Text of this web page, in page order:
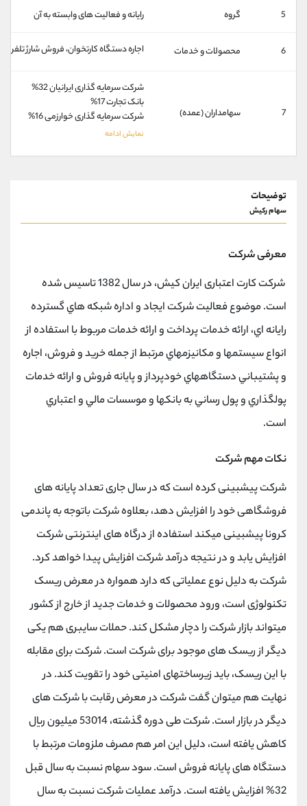
5 گروه رایانه و فعالیت های وابسته به آن
6 محصولات و خدمات اجاره دستگاه کارتخوان، فروش شارژ تلفن
7 سهامداران (عمده)
شرکت سرمایه گذاری ایرانیان 32%
بانک تجارت 17%
شرکت سرمایه گذاری خوارزمی 16%
توضیحات
سهام رکیش
معرفی شرکت
شرکت کارت اعتباری ایران کیش، در سال 1382 تاسیس شده
است. موضوع فعالیت شرکت ايجاد و اداره شبكه هاي گسترده
رايانه اي، ارائه خدمات پرداخت و ارائه خدمات مربوط با استفاده از
انواع سيستمها و مكانيزمهاي مرتبط از جمله خريد و فروش، اجاره
و پشتيباني دستگاههاي خودپرداز و پايانه فروش و ارائه خدمات
پولگذاري و پول رساني به بانكها و موسسات مالي و اعتباري
است.
نکات مهم شرکت
شرکت پیشبینی کرده است که در سال جاری تعداد پایانه های
فروشگاهی خود را افزایش دهد، بعلاوه شرکت باتوجه به پاندمی
کرونا پیشبینی میکند استفاده از درگاه های اینترنتی شرکت
افزایش یابد و در نتیجه درآمد شرکت افزایش پیدا خواهد کرد.
شرکت به دلیل نوع عملیاتی که دارد همواره در معرض ریسک
تکنولوژی است، ورود محصولات و خدمات جدید از خارج از کشور
میتواند بازار شرکت را دچار مشکل کند. حملات سایبری هم یکی
دیگر از ریسک های موجود برای شرکت است. شرکت برای مقابله
با این ریسک، باید زیرساختهای امنیتی خود را تقویت کند. در
نهایت هم میتوان گفت شرکت در معرض رقابت با شرکت های
دیگر در بازار است. شرکت طی دوره گذشته، 53014 میلیون ریال
کاهش یافته است، دلیل این امر هم مصرف ملزومات مرتبط با
دستگاه های پایانه فروش است. سود سهام نسبت به سال قبل
32% افزایش یافته است. درآمد عملیات شرکت نسبت به سال